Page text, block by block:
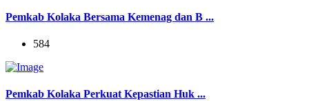
Pemkab Kolaka Bersama Kemenag dan B ...
584
Pemkab Kolaka Perkuat Kepastian Huk ...